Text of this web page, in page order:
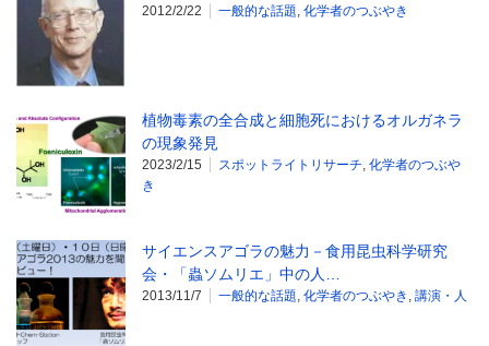
2012/2/22 一般的な話題, 化学者のつぶやき
植物毒素の全合成と細胞死におけるオルガネラ
の現象発見
2023/2/15 スポットライトリサーチ, 化学者のつぶや
き
サイエンスアゴラの魅力－食用昆虫科学研究
会・「蟲ソムリエ」中の人…
2013/11/7 一般的な話題, 化学者のつぶやき , 講演・人